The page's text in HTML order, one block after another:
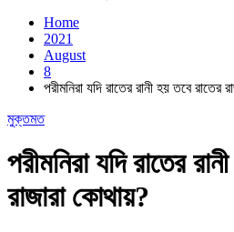
Home
2021
August
8
পরীমনিরা যদি রাতের রানী হয় তবে রাতের
মুক্তমত
পরীমনিরা যদি রাতের
রাজারা কোথায়?